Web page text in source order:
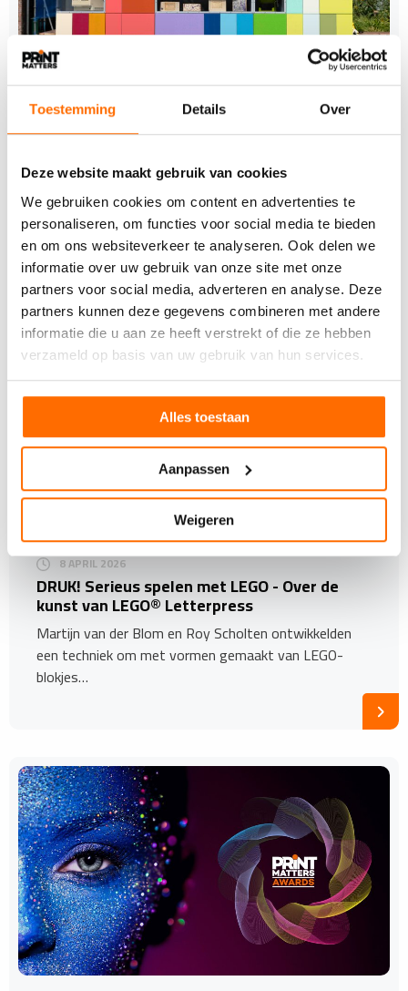
Toestemming Details Over
Deze website maakt gebruik van cookies
We gebruiken cookies om content en advertenties te
personaliseren, om functies voor social media te bieden
en om ons websiteverkeer te analyseren. Ook delen we
informatie over uw gebruik van onze site met onze
partners voor social media, adverteren en analyse. Deze
partners kunnen deze gegevens combineren met andere
informatie die u aan ze heeft verstrekt of die ze hebben
verzameld op basis van uw gebruik van hun services.
Alles toestaan
Aanpassen
Weigeren
​Grafisch Museum GRID Groningen nog steeds
zonder vaste locatie
Grafisch Museum GRID in Groningen zit al ruim drie
jaar zonder vaste huisvesting. Tijdens een debat in…
8 APRIL 2026
DRUK! Serieus spelen met LEGO - Over de
kunst van LEGO® Letterpress
Martijn van der Blom en Roy Scholten ontwikkelden
een techniek om met vormen gemaakt van LEGO-
blokjes…